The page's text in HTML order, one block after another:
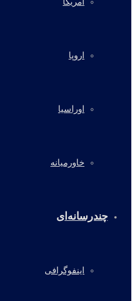
اروپا
اوراسیا
خاورمیانه
چندرسانه‌ای
اینفوگرافی